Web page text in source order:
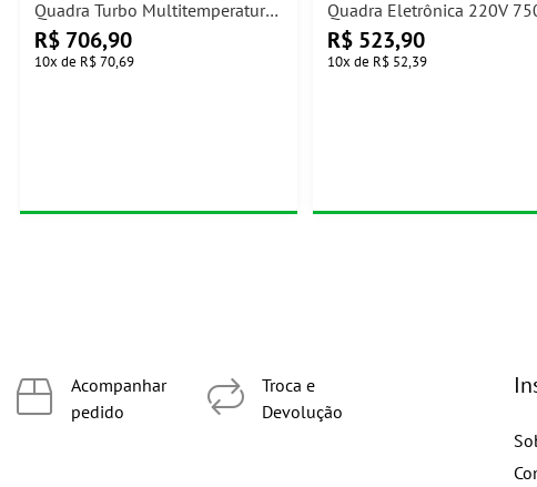
Quadra Turbo Multitemperatura
220V 7500W Lorenzetti
R$ 706,90
10x de R$ 70,69
Quadra Eletrônica 220V
Lorenzetti
R$ 523,90
10x de R$ 52,39
Acompanhar
pedido
Troca e
Devolução